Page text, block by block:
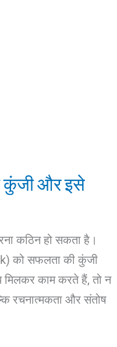
कुंजी और इसे
कठिन हो सकता है।
को सफलता की कुंजी
मिलकर काम करते हैं, तो न
रचनात्मकता और संतोष